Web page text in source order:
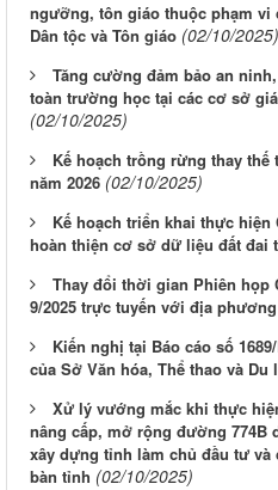
ngưỡng, tôn giáo thuộc phạm vi
Dân tộc và Tôn giáo (02/10/2025)
Tăng cường đảm bảo an
toàn trường học tại các cơ sở
(02/10/2025)
Kế hoạch trồng rừng thay
năm 2026 (02/10/2025)
Kế hoạch triển khai thực
hoàn thiện cơ sở dữ liệu đất đai
Thay đổi thời gian Phiên họp
9/2025 trực tuyến với địa phương
Kiến nghị tại Báo cáo số
của Sở Văn hóa, Thể thao và Du
Xử lý vướng mắc khi thực
nâng cấp, mở rộng đường 774B
xây dựng tỉnh làm chủ đầu tư
bàn tỉnh (02/10/2025)